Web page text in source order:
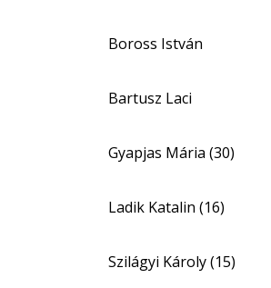
Boross István
Bartusz Laci
Gyapjas Mária (30)
Ladik Katalin (16)
Szilágyi Károly (15)